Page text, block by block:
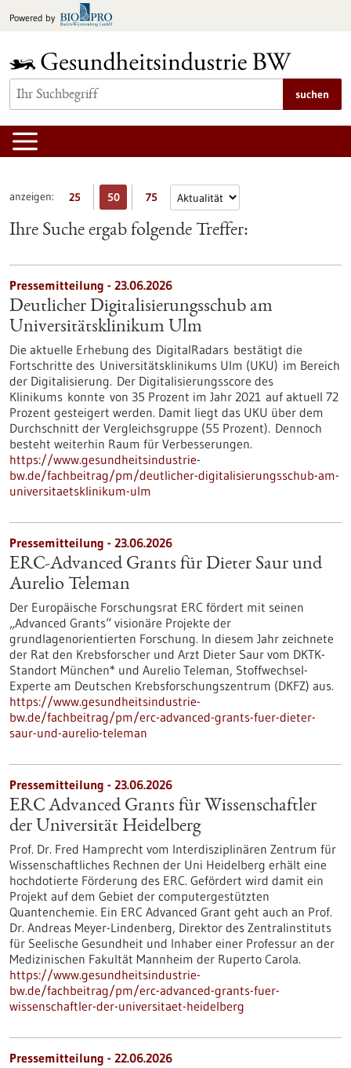
Inhalt
Powered by
suchen
anzeigen: 25 50 75
Ihre Suche ergab folgende Treffer:
Pressemitteilung - 23.06.2026
Deutlicher Digitalisierungsschub am
Universitätsklinikum Ulm
Die aktuelle Erhebung des DigitalRadars bestätigt die
Fortschritte des Universitätsklinikums Ulm (UKU) im Bereich
der Digitalisierung. Der Digitalisierungsscore des
Klinikums konnte von 35 Prozent im Jahr 2021 auf aktuell 72
Prozent gesteigert werden. Damit liegt das UKU über dem
Durchschnitt der Vergleichsgruppe (55 Prozent). Dennoch
besteht weiterhin Raum für Verbesserungen.
https://www.gesundheitsindustrie-
bw.de/fachbeitrag/pm/deutlicher-digitalisierungsschub-am-
universitaetsklinikum-ulm
Pressemitteilung - 23.06.2026
ERC-Advanced Grants für Dieter Saur und
Aurelio Teleman
Der Europäische Forschungsrat ERC fördert mit seinen
„Advanced Grants“ visionäre Projekte der
grundlagenorientierten Forschung. In diesem Jahr zeichnete
der Rat den Krebsforscher und Arzt Dieter Saur vom DKTK-
Standort München* und Aurelio Teleman, Stoffwechsel-
Experte am Deutschen Krebsforschungszentrum (DKFZ) aus.
https://www.gesundheitsindustrie-
bw.de/fachbeitrag/pm/erc-advanced-grants-fuer-dieter-
saur-und-aurelio-teleman
Pressemitteilung - 23.06.2026
ERC Advanced Grants für Wissenschaftler
der Universität Heidelberg
Prof. Dr. Fred Hamprecht vom Interdisziplinären Zentrum für
Wissenschaftliches Rechnen der Uni Heidelberg erhält eine
hochdotierte Förderung des ERC. Gefördert wird damit ein
Projekt auf dem Gebiet der computergestützten
Quantenchemie. Ein ERC Advanced Grant geht auch an Prof.
Dr. Andreas Meyer-Lindenberg, Direktor des Zentralinstituts
für Seelische Gesundheit und Inhaber einer Professur an der
Medizinischen Fakultät Mannheim der Ruperto Carola.
https://www.gesundheitsindustrie-
bw.de/fachbeitrag/pm/erc-advanced-grants-fuer-
wissenschaftler-der-universitaet-heidelberg
Pressemitteilung - 22.06.2026